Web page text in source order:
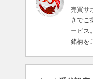
売買サ
きでご
ービス
銘柄を